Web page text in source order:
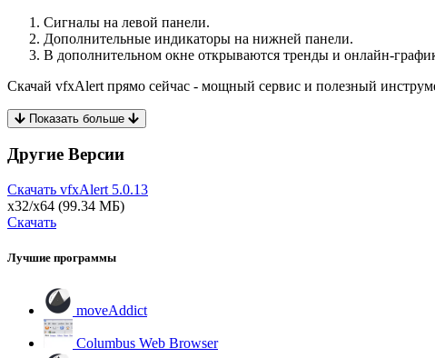
Сигналы на левой панели.
Дополнительные индикаторы на нижней панели.
В дополнительном окне открываются тренды и онлайн-
Скачай vfxAlert прямо сейчас - мощный сервис и полезный
Показать больше
Другие Версии
Скачать vfxAlert 5.0.13
x32/x64 (99.34 МБ)
Скачать
Лучшие программы
moveAddict
Columbus Web Browser